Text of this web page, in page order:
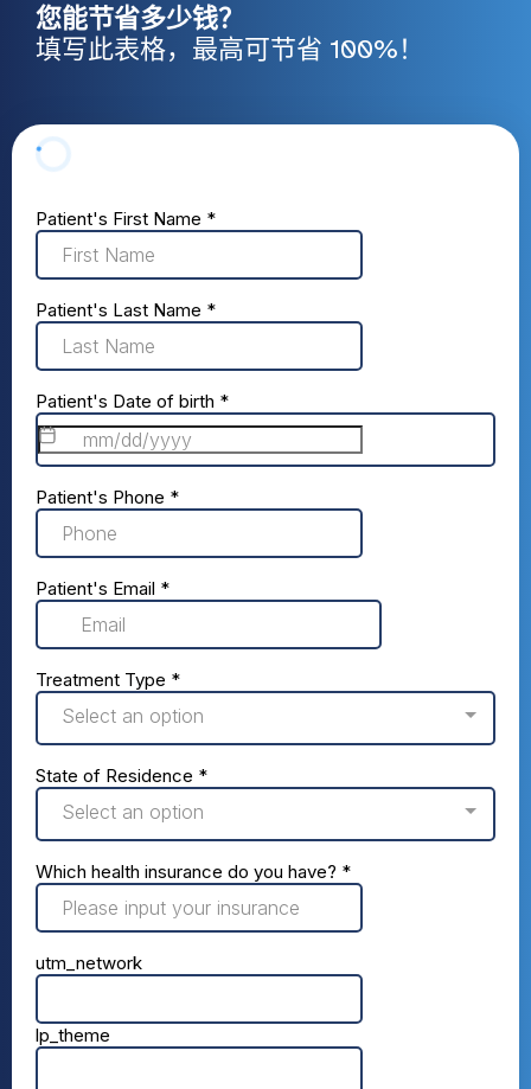
您能节省多少钱？
填写此表格，最高可节省 100%！